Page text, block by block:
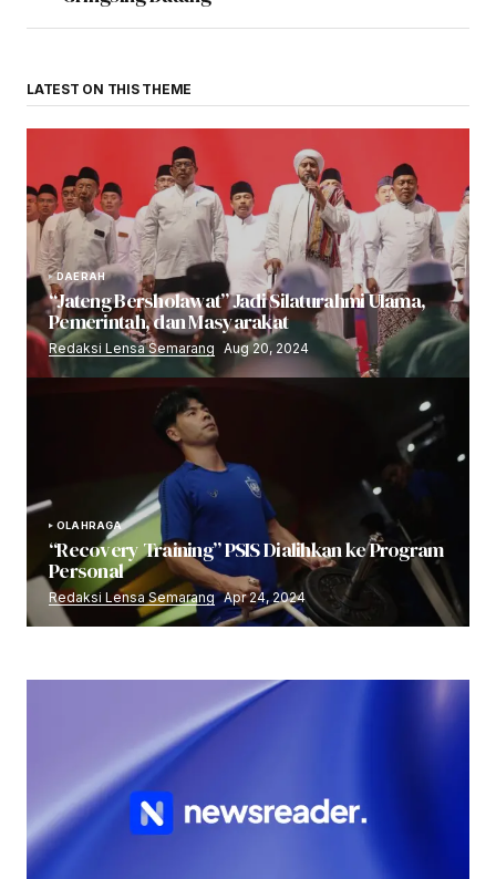
LATEST ON THIS THEME
DAERAH
“Jateng Bersholawat” Jadi Silaturahmi Ulama,
Pemerintah, dan Masyarakat
Redaksi Lensa Semarang Aug 20, 2024
OLAHRAGA
“Recovery Training” PSIS Dialihkan ke Program
Personal
Redaksi Lensa Semarang Apr 24, 2024